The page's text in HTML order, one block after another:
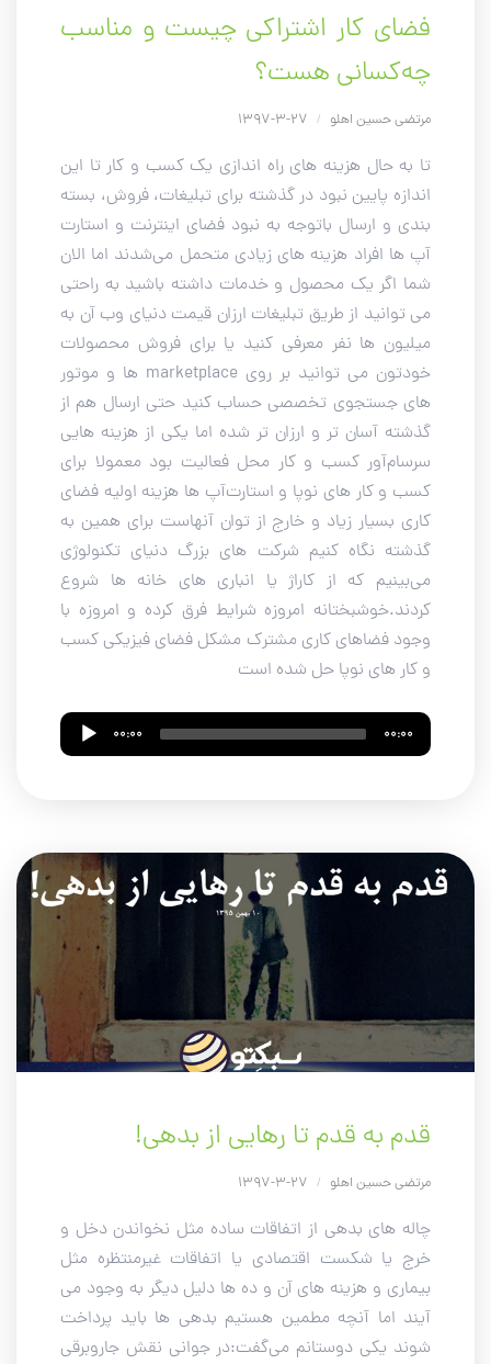
فضای کار اشتراکی چیست و مناسب
چه‌کسانی هست؟
مرتضی حسین اهلو /
تا به حال هزینه های راه اندازی یک کسب و کار تا این
اندازه پایین نبود در گذشته برای تبلیغات، فروش، بسته
بندی و ارسال باتوجه به نبود فضای اینترنت و استارت
آپ ها افراد هزینه های زیادی متحمل می‌شدند اما الان
شما اگر یک محصول و خدمات داشته باشید به راحتی
می توانید از طریق تبلیغات ارزان قیمت دنیای وب آن به
میلیون ها نفر معرفی کنید یا برای فروش محصولات
خودتون می توانید بر روی marketplace ها و موتور
های جستجوی تخصصی حساب کنید حتی ارسال هم از
گذشته آسان تر و ارزان تر شده اما یکی از هزینه هایی
سرسام‌آور کسب و کار محل فعالیت بود معمولا برای
کسب و کار های نوپا و استارت‌آپ ها هزینه اولیه فضای
کاری بسیار زیاد و خارج از توان آنهاست برای همین به
گذشته نگاه کنیم شرکت های بزرگ دنیای تکنولوژی
می‌بینیم که از کاراژ یا انباری های خانه ها شروع
کردند.خوشبختانه امروزه شرایط فرق کرده و امروزه با
وجود فضاهای کاری مشترک مشکل فضای فیزیکی کسب
و کار های نوپا حل شده است
Audio
Player
00:00 00:00
قدم به قدم تا رهایی از بدهی!
مرتضی حسین اهلو /
چاله های بدهی از اتفاقات ساده مثل نخواندن دخل و
خرج یا شکست اقتصادی یا اتفاقات غیرمنتظره مثل
بیماری و هزینه های آن و ده ها دلیل دیگر به وجود می
آیند اما آنچه مطمین هستیم بدهی ها باید پرداخت
شوند یکی دوستانم می‌گفت:در جوانی نقش جاروبرقی